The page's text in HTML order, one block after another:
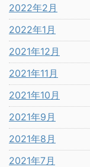
2022年2月
2022年1月
2021年12月
2021年11月
2021年10月
2021年9月
2021年8月
2021年7月